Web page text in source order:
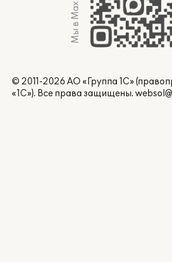
Мы в Max
© 2011-2026 АО «Группа 1С»
«1С»). Все права защищены.